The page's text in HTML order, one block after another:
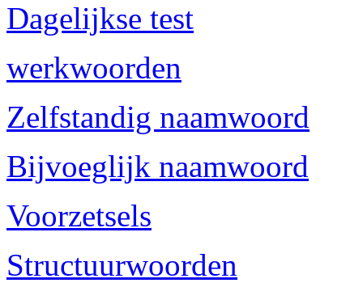
Dagelijkse test
werkwoorden
Zelfstandig naamwoord
Bijvoeglijk naamwoord
Voorzetsels
Structuurwoorden